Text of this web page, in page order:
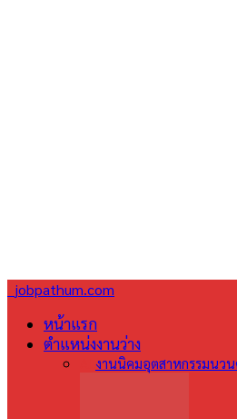
jobpathum.com
หน้าแรก
ตำแหน่งงานว่าง
งานนิคมอุตสาหกรรมนว